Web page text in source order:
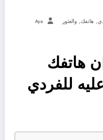
, هاتفك, والعثور Aya
هاتفك
للفردي